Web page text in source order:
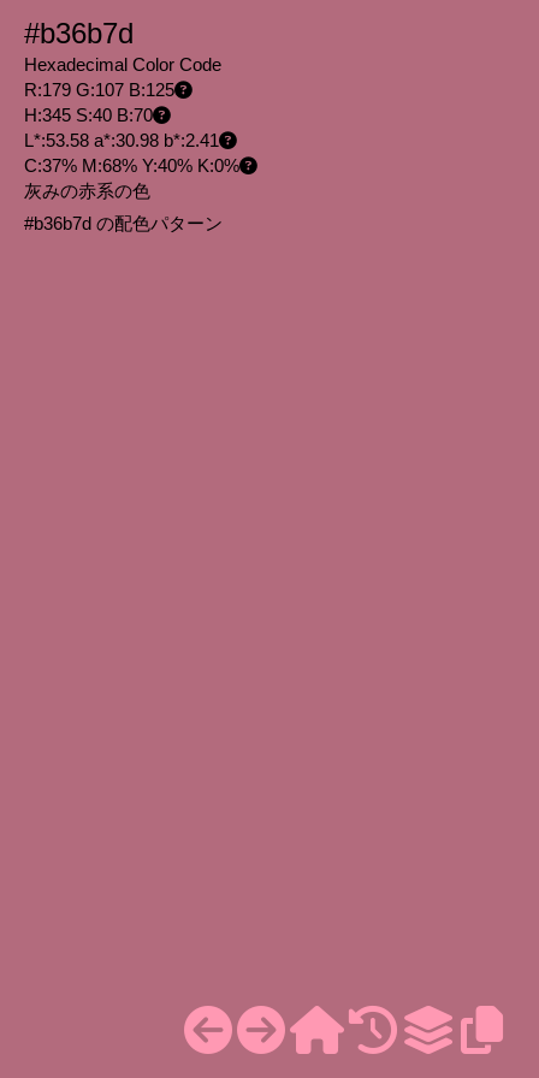
#b36b7d
Hexadecimal Color Code
R:179 G:107 B:125
H:345 S:40 B:70
L*:53.58 a*:30.98 b*:2.41
C:37% M:68% Y:40% K:0%
灰みの赤系の色
#b36b7d の配色パターン